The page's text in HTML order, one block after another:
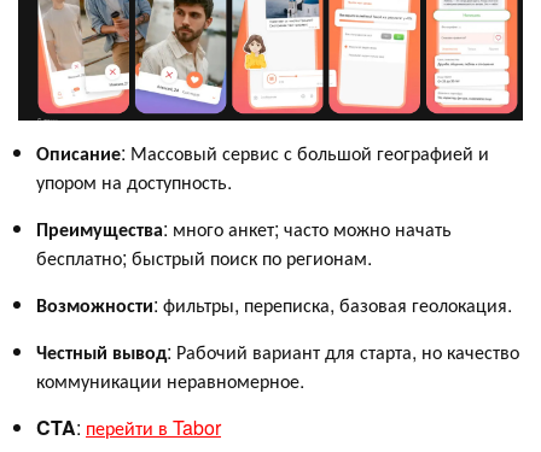
Описание: Массовый сервис с большой географией и
упором на доступность.
Преимущества: много анкет; часто можно начать
бесплатно; быстрый поиск по регионам.
Возможности: фильтры, переписка, базовая геолокация.
Честный вывод: Рабочий вариант для старта, но качество
коммуникации неравномерное.
CTA: перейти в Tabor